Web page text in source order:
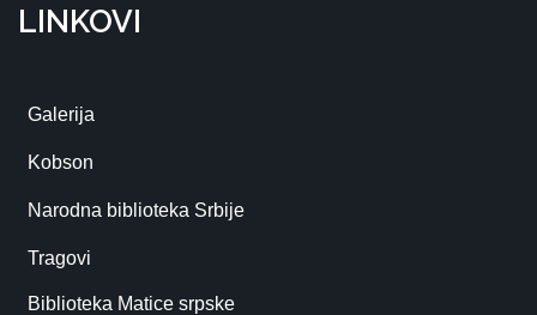
LINKOVI
Galerija
Kobson
Narodna biblioteka Srbije
Tragovi
Biblioteka Matice srpske